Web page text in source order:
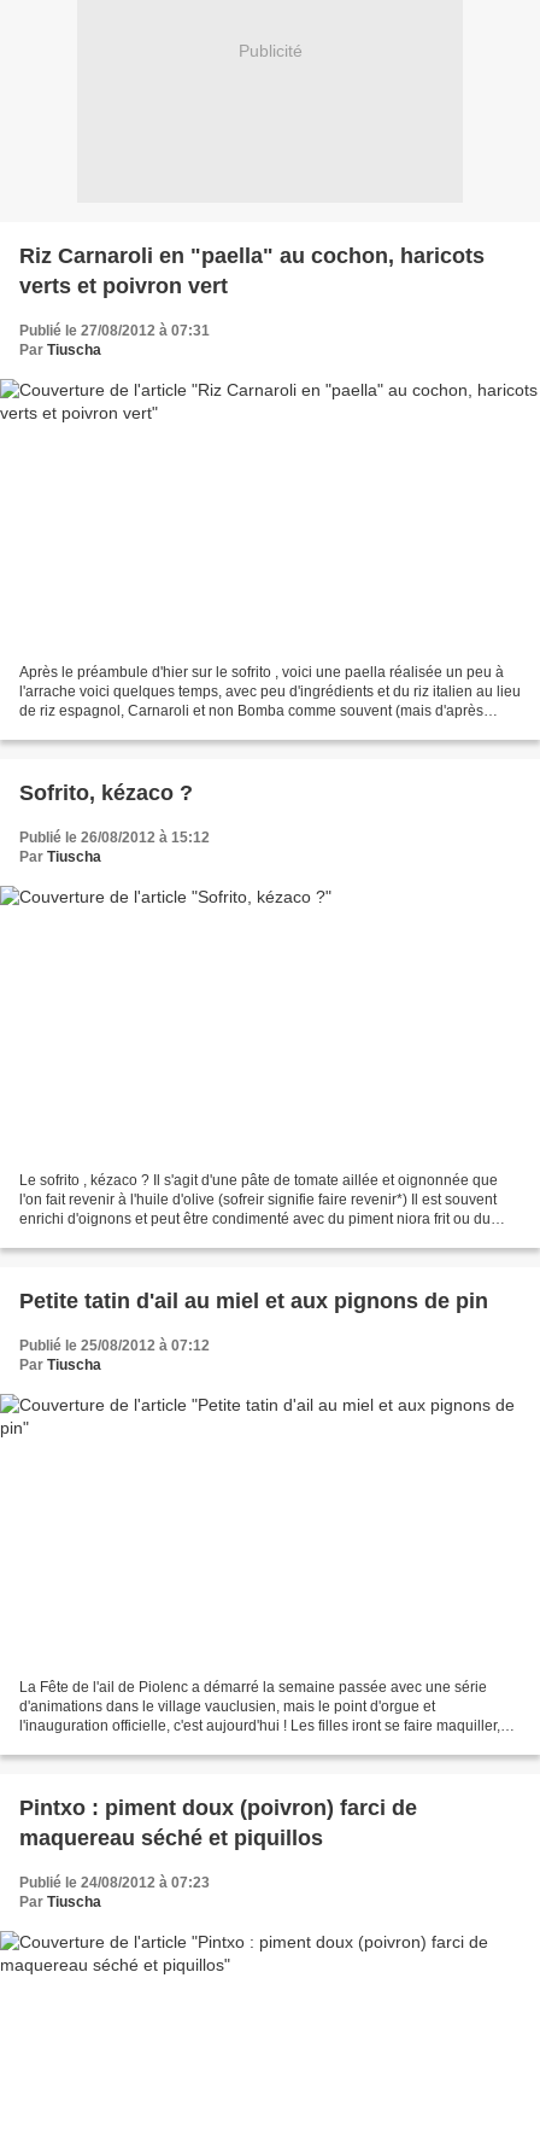
Publicité
Riz Carnaroli en "paella" au cochon, haricots
verts et poivron vert
Publié le 27/08/2012 à 07:31
Par Tiuscha
Après le préambule d'hier sur le sofrito , voici une paella réalisée un peu à
l'arrache voici quelques temps, avec peu d'ingrédients et du riz italien au lieu
de riz espagnol, Carnaroli et non Bomba comme souvent (mais d'après
Sofrito, kézaco ?
Publié le 26/08/2012 à 15:12
Par Tiuscha
Le sofrito , kézaco ? Il s'agit d'une pâte de tomate aillée et oignonnée que
l'on fait revenir à l'huile d'olive (sofreir signifie faire revenir*) Il est souvent
enrichi d'oignons et peut être condimenté avec du piment niora frit ou du
Petite tatin d'ail au miel et aux pignons de pin
Publié le 25/08/2012 à 07:12
Par Tiuscha
La Fête de l'ail de Piolenc a démarré la semaine passée avec une série
d'animations dans le village vauclusien, mais le point d'orgue et
l'inauguration officielle, c'est aujourd'hui ! Les filles iront se faire maquiller,
Pintxo : piment doux (poivron) farci de
maquereau séché et piquillos
Publié le 24/08/2012 à 07:23
Par Tiuscha